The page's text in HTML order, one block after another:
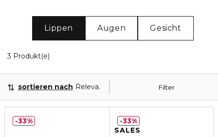
Lippen Augen Gesicht
3 Produkt(e)
Filter
sortieren nach Relevanz
33%
SALES
33%